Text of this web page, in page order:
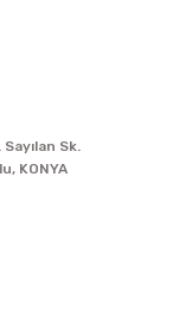
Sayılan Sk.
KONYA